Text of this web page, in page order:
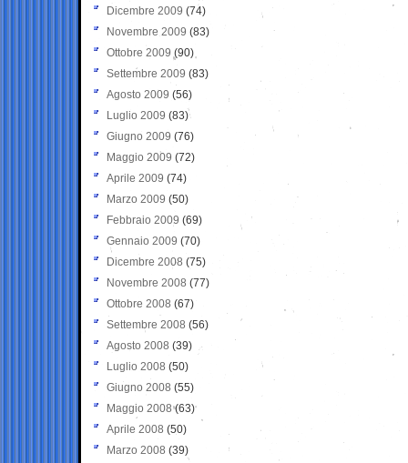
Dicembre 2009 (74)
Novembre 2009 (83)
Ottobre 2009 (90)
Settembre 2009 (83)
Agosto 2009 (56)
Luglio 2009 (83)
Giugno 2009 (76)
Maggio 2009 (72)
Aprile 2009 (74)
Marzo 2009 (50)
Febbraio 2009 (69)
Gennaio 2009 (70)
Dicembre 2008 (75)
Novembre 2008 (77)
Ottobre 2008 (67)
Settembre 2008 (56)
Agosto 2008 (39)
Luglio 2008 (50)
Giugno 2008 (55)
Maggio 2008(63)
Aprile 2008 (50)
Marzo 2008 (39)